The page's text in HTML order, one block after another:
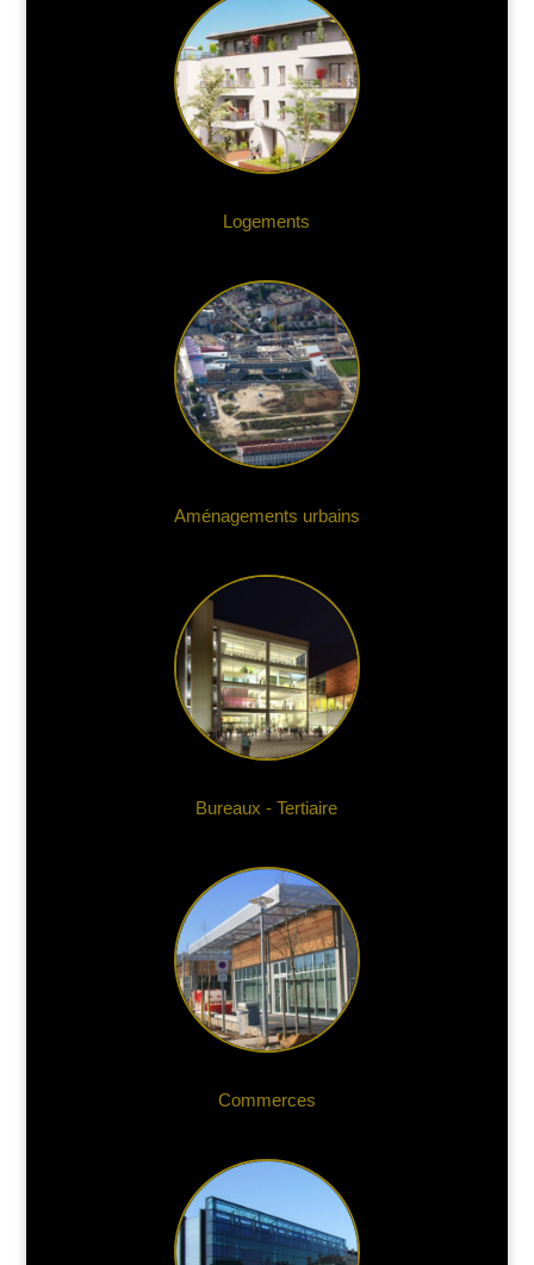
Logements
Aménagements urbains
Bureaux - Tertiaire
Commerces